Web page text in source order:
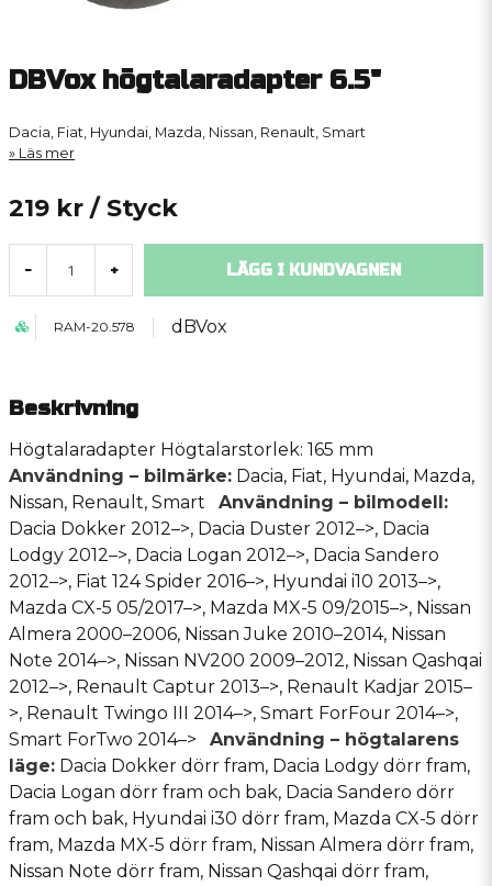
DBVox högtalaradapter 6.5"
Dacia, Fiat, Hyundai, Mazda, Nissan, Renault, Smart
Läs mer
219 kr / Styck
- + LÄGG I KUNDVAGNEN
RAM-20.578 dBVox
Beskrivning
Högtalaradapter Högtalarstorlek: 165 mm
Användning – bilmärke: Dacia, Fiat, Hyundai, Mazda,
Nissan, Renault, Smart Användning – bilmodell:
Dacia Dokker 2012–>, Dacia Duster 2012–>, Dacia
Lodgy 2012–>, Dacia Logan 2012–>, Dacia Sandero
2012–>, Fiat 124 Spider 2016–>, Hyundai i10 2013–>,
Mazda CX-5 05/2017–>, Mazda MX-5 09/2015–>, Nissan
Almera 2000–2006, Nissan Juke 2010–2014, Nissan
Note 2014–>, Nissan NV200 2009–2012, Nissan Qashqai
2012–>, Renault Captur 2013–>, Renault Kadjar 2015–
>, Renault Twingo III 2014–>, Smart ForFour 2014–>,
Smart ForTwo 2014–> Användning – högtalarens
läge: Dacia Dokker dörr fram, Dacia Lodgy dörr fram,
Dacia Logan dörr fram och bak, Dacia Sandero dörr
fram och bak, Hyundai i30 dörr fram, Mazda CX-5 dörr
fram, Mazda MX-5 dörr fram, Nissan Almera dörr fram,
Nissan Note dörr fram, Nissan Qashqai dörr fram,